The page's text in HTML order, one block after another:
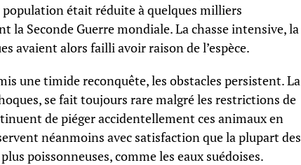
était réduite à quelques milliers
la Seconde Guerre mondiale. La chasse intensive, la
avaient alors failli avoir raison de l’espèce.
une timide reconquête, les obstacles persistent. La
se fait toujours rare malgré les restrictions de
de piéger accidentellement ces animaux en
néanmoins avec satisfaction que la plupart des
poissonneuses, comme les eaux suédoises.